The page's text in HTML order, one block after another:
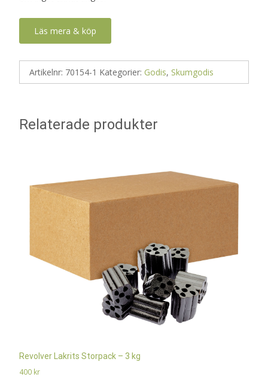
Läs mera & köp
Artikelnr: 70154-1 Kategorier: Godis, Skumgodis
Relaterade produkter
Revolver Lakrits Storpack – 3 kg
400 kr